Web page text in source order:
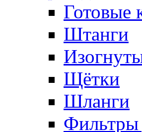
Готовые
Штанги
Щётки
Шланги
Фильтры